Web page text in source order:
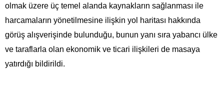
olmak üzere üç temel alanda kaynakların sağlanması ile
harcamaların yönetilmesine ilişkin yol haritası hakkında
görüş alışverişinde bulunduğu, bunun yanı sıra yabancı ülke
ve taraflarla olan ekonomik ve ticari ilişkileri de masaya
yatırdığı bildirildi.